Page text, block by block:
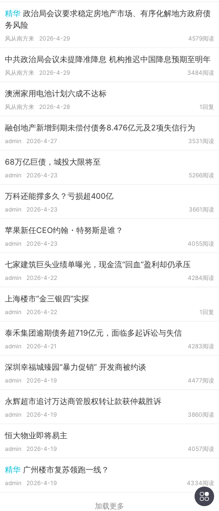
精华 政治局会议要求稳定房地产市场、有序化解地方政府债
务风险
风从南方来 2026-4-29 4579阅读
中共政治局会议未提降准降息 机构推迟中国降息预期至明年
风从南方来 2026-4-29 3484阅读
澳洲家用电池计划六成不达标
风从南方来 2026-4-28 1回复
融创地产新增到期未偿付债务8.476亿元及2项失信行为
admin 2026-4-27 3531阅读
68万亿巨债，城投大限将至
admin 2026-4-23 5266阅读
万科还能撑多久？亏损超400亿
admin 2026-4-23 3661阅读
苹果新任CEO约翰・特努斯是谁？
admin 2026-4-23 4055阅读
七家建筑巨头业绩单曝光，现金流“回血”盈利却仍承压
admin 2026-4-22 4284阅读
上海楼市“金三银四”实探
admin 2026-4-22 1回复
泰禾集团逾期债务超719亿元，面临多起诉讼与失信
admin 2026-4-21 4283阅读
深圳幸福城臻园“暴力促销” 开发商被约谈
admin 2026-4-19 4477阅读
永辉超市追讨万达商管股权转让款获仲裁胜诉
admin 2026-4-19 3860阅读
恒大物业即将易主
admin 2026-4-19 4057阅读
精华 广州楼市复苏领跑一线？
admin 2026-4-19 4334阅读
加载更多